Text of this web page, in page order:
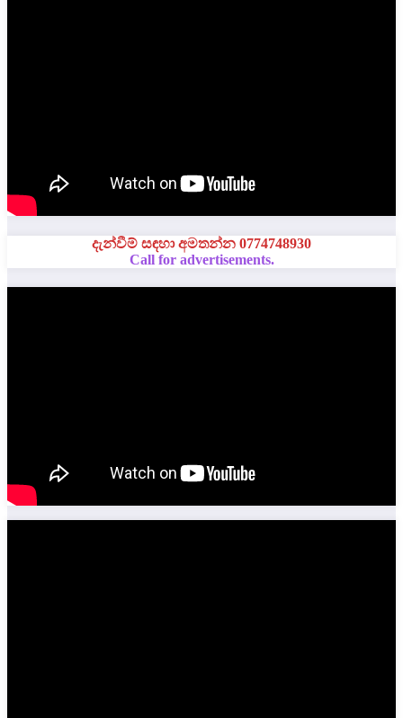
දැන්වීම් සඳහා අමතන්න 0774748930
Call for advertisements.